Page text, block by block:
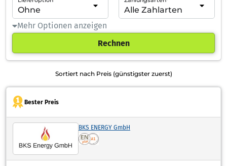
Mehr Optionen anzeigen
Rechnen
Sortiert nach Preis (günstigster zuerst)
Bester Preis
BKS ENERGY GmbH